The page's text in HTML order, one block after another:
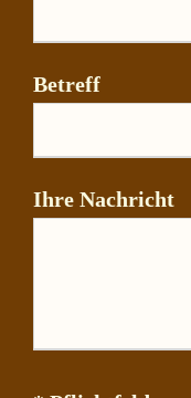
Betreff
Ihre Nachricht